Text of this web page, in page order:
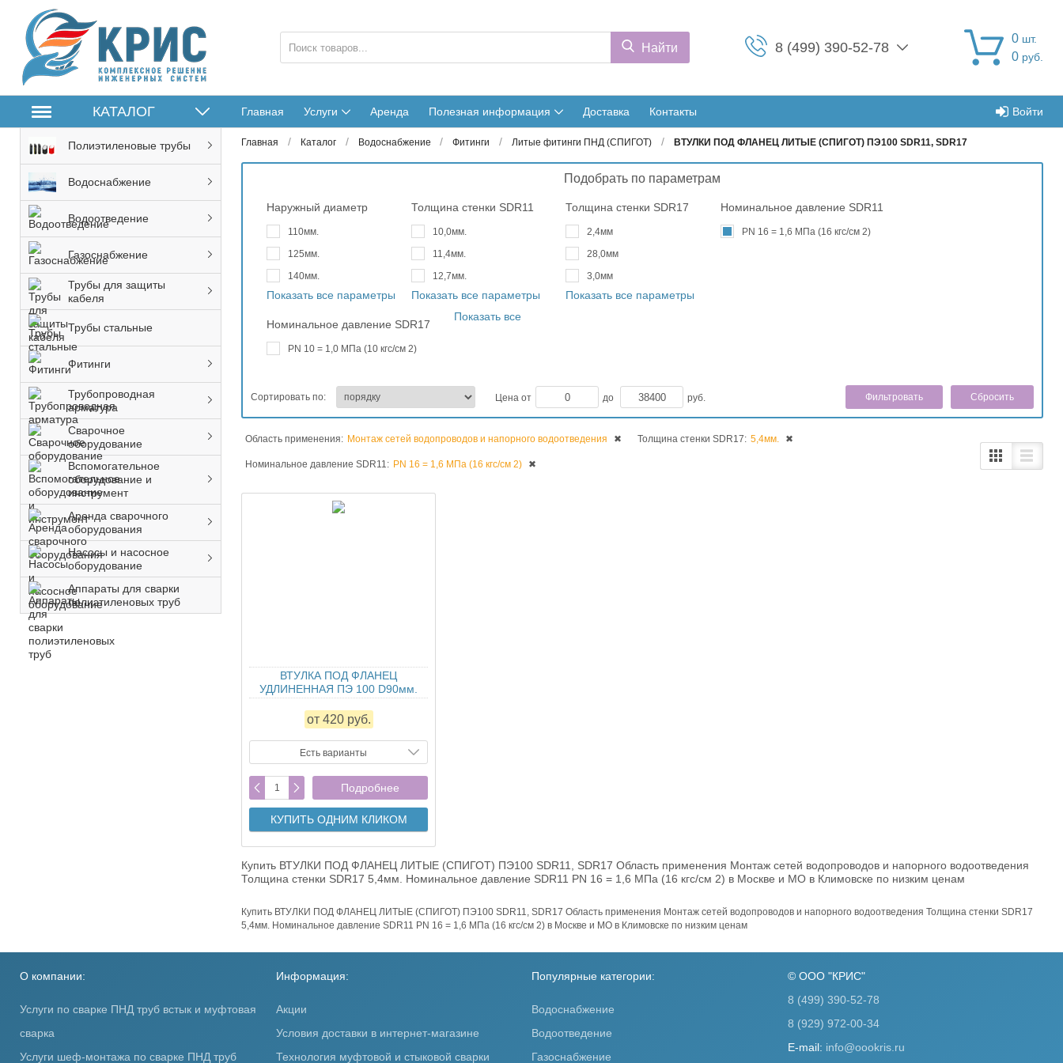
Найти 8 (499) 390-52-78
0 шт.
0 руб.
КАТАЛОГ
Полиэтиленовые трубы
Водоснабжение
Водоотведение
Газоснабжение
Трубы для защиты
кабеля
Трубы стальные
Фитинги
Трубопроводная
арматура
Сварочное
оборудование
Вспомогательное
оборудование и
инструмент
Аренда сварочного
оборудования
Насосы и насосное
оборудование
Аппараты для сварки
полиэтиленовых труб
Главная Услуги Аренда Полезная информация Доставка Контакты Войти
Главная / Каталог / Водоснабжение / Фитинги / Литые фитинги ПНД (СПИГОТ) / ВТУЛКИ ПОД ФЛАНЕЦ ЛИТЫЕ (СПИГОТ) ПЭ100 SDR11, SDR17
Подобрать по параметрам
Сортировать по: Цена от до руб.
Наружный диаметр
110мм.
125мм.
140мм.
Показать все параметры
Толщина стенки SDR11
10,0мм.
11,4мм.
12,7мм.
Показать все параметры
Толщина стенки SDR17
2,4мм
28,0мм
3,0мм
Показать все параметры
Номинальное давление SDR11
PN 16 = 1,6 МПа (16 кгс/см 2)
Номинальное давление SDR17
PN 10 = 1,0 МПа (10 кгс/см 2)
Показать все
Cбросить
Область применения: Монтаж сетей водопроводов и напорного водоотведения ✖ Толщина стенки SDR17: 5,4мм. ✖
Номинальное давление SDR11: PN 16 = 1,6 МПа (16 кгс/см 2) ✖
ВТУЛКА ПОД ФЛАНЕЦ
УДЛИНЕННАЯ ПЭ 100 D90мм.
от 420 руб.
Есть варианты
Подробнее
КУПИТЬ ОДНИМ КЛИКОМ
Купить ВТУЛКИ ПОД ФЛАНЕЦ ЛИТЫЕ (СПИГОТ) ПЭ100 SDR11, SDR17 Область применения Монтаж сетей водопроводов и напорного водоотведения
Толщина стенки SDR17 5,4мм. Номинальное давление SDR11 PN 16 = 1,6 МПа (16 кгс/см 2) в Москве и МО в Климовске по низким ценам
Купить ВТУЛКИ ПОД ФЛАНЕЦ ЛИТЫЕ (СПИГОТ) ПЭ100 SDR11, SDR17 Область применения Монтаж сетей водопроводов и напорного водоотведения Толщина стенки SDR17
5,4мм. Номинальное давление SDR11 PN 16 = 1,6 МПа (16 кгс/см 2) в Москве и МО в Климовске по низким ценам
О компании:
Услуги по сварке ПНД труб встык и муфтовая
сварка
Услуги шеф-монтажа по сварке ПНД труб
Информация:
Акции
Условия доставки в интернет-магазине
Технология муфтовой и стыковой сварки
Популярные категории:
Водоснабжение
Водоотведение
Газоснабжение
© ООО "КРИС"
8 (499) 390-52-78
8 (929) 972-00-34
E-mail: info@oookris.ru